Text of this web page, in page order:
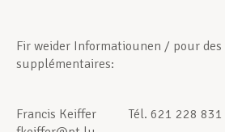
Fir weider Informatiounen / pour
supplémentaires:
Francis Keiffer Tél. 621 228